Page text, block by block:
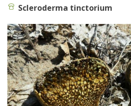
Scleroderma tinctorium